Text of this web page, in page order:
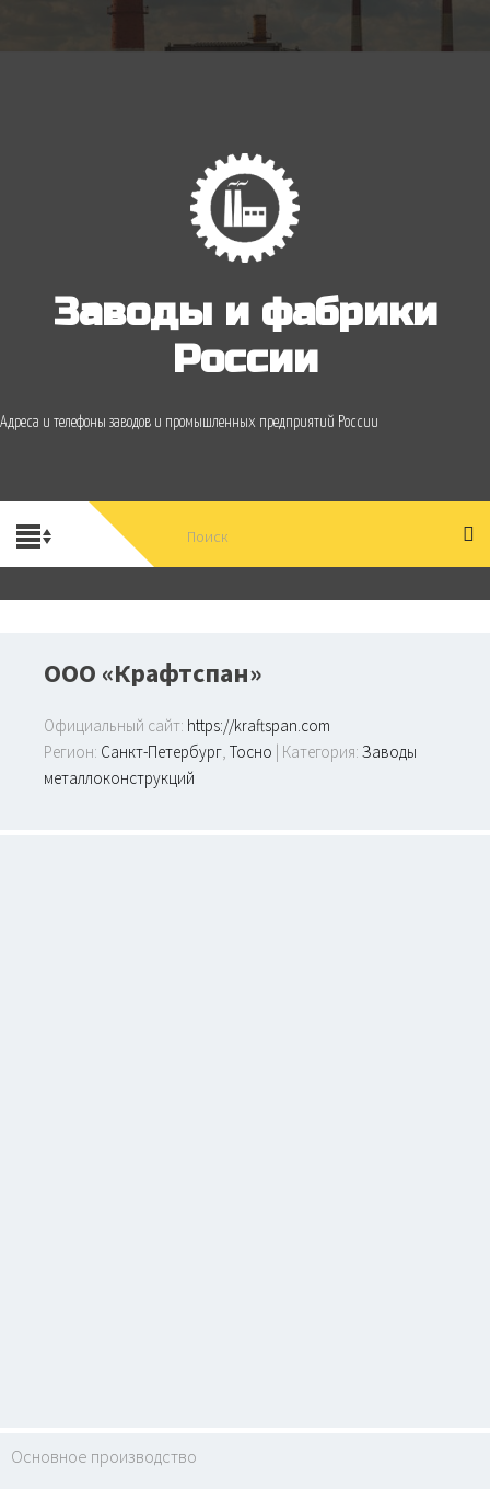
Заводы и фабрики
России
Адреса и телефоны заводов и промышленных предприятий России
ООО «Крафтспан»
Официальный сайт: https://kraftspan.com
Регион: Санкт-Петербург, Тосно | Категория: Заводы
металлоконструкций
Основное производство